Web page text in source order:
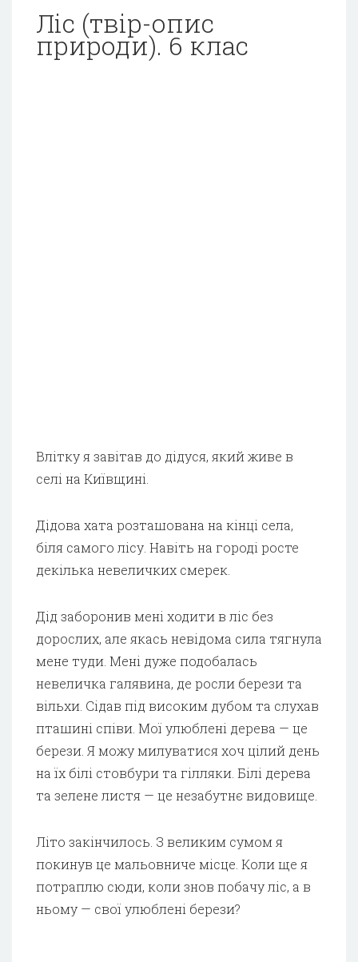
Ліс (твір-опис
природи). 6 клас
Влітку я завітав до дідуся, який живе в
селі на Київщині.
Дідова хата розташована на кінці села,
біля самого лісу. Навіть на городі росте
декілька невеличких смерек.
Дід заборонив мені ходити в ліс без
дорослих, але якась невідома сила тягнула
мене туди. Мені дуже подобалась
невеличка галявина, де росли берези та
вільхи. Сідав під високим дубом та слухав
пташині співи. Мої улюблені дерева — це
берези. Я можу милуватися хоч цілий день
на їх білі стовбури та гілляки. Білі дерева
та зелене листя — це незабутнє видовище.
Літо закінчилось. З великим сумом я
покинув це мальовниче місце. Коли ще я
потраплю сюди, коли знов побачу ліс, а в
ньому — свої улюблені берези?